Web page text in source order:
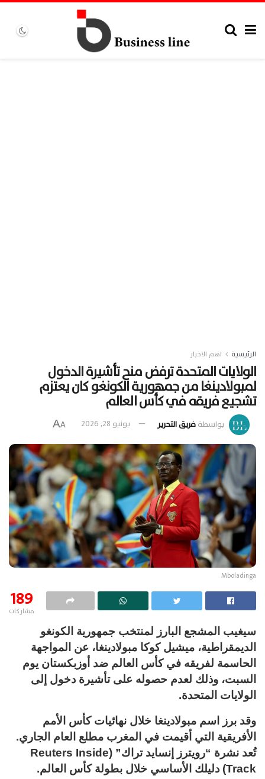
الرئيسية اهم الاخبار
الولايات المتحدة ترفض منح تأشيرة الدخول
لمبولادينغا من جمهورية الكونغو كان يعتزم
تشجيع فريقه في كأس العالم
بواسطةفريق التحرير يونيو 28, 2026 A
A
Mboladinga
189
مشاركات
سيغيب المشجع البارز لمنتخب جمهورية الكونغو
الديمقراطية، ميشيل كوكا مبولادينغا، عن المواجهة
الحاسمة لفريقه في كأس العالم ضد أوزبكستان يوم
السبت، وذلك لعدم حصوله على تأشيرة دخول إلى
الولايات المتحدة.
وقد برز اسم مبولادينغا خلال نهائيات كأس الأمم
الأفريقية التي أقيمت في المغرب مطلع العام الجاري.
تُعد نشرة “رويترز إنسايد تراك” (Reuters Inside
Track) دليلك الأساسي خلال بطولة كأس العالم.